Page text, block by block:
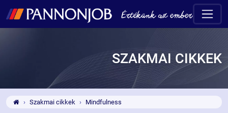
SZAKMAI CIKKEK
Szakmai cikkek Mindfulness